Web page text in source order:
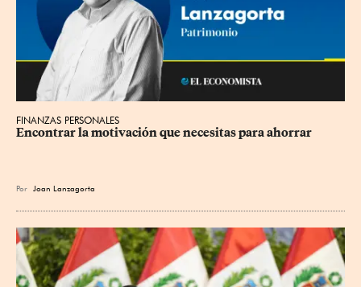
FINANZAS PERSONALES
Encontrar la motivación que necesitas para ahorrar
Por Joan Lanzagorta